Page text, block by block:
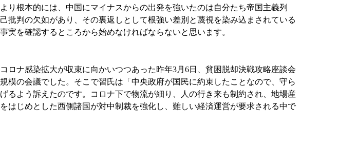
根本的には、中国にマイナスからの出発を強いたのは自分たち帝国主義列
判の欠如があり、その裏返しとして根強い差別と蔑視を染み込まされている
を確認するところから始めなければならないと思います。
ナ感染拡大が収束に向かいつつあった昨年3月6日、貧困脱却決戦攻略座談会
模の会議でした。そこで習氏は「中央政府が国民に約束したことなので、守ら
るよう訴えたのです。コロナ下で物流が細り、人の行き来も制約され、地場産
じめとした西側諸国が対中制裁を強化し、難しい経済運営が要求される中で